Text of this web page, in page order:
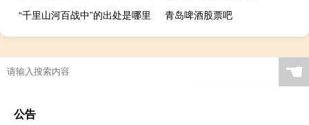
“千里山河百战中”的出处是哪里
青岛啤酒股票吧
☚
公告